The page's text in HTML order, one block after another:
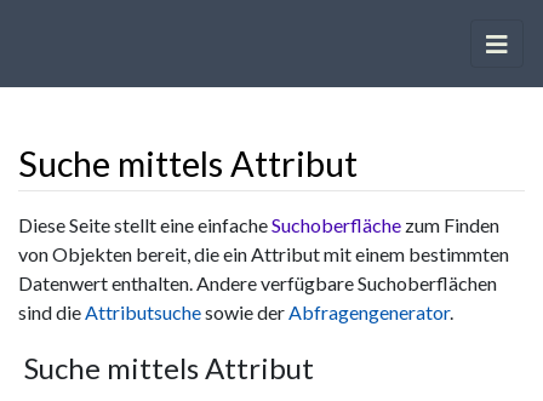
Suche mittels Attribut
Wechseln zu:Navigation,Suche
Diese Seite stellt eine einfacheSuchoberfläche zum Finden
von Objekten bereit, die ein Attribut mit einem bestimmten
Datenwert enthalten. Andere verfügbare Suchoberflächen
sind dieAttributsuchesowie derAbfragengenerator.
Suche mittels Attribut